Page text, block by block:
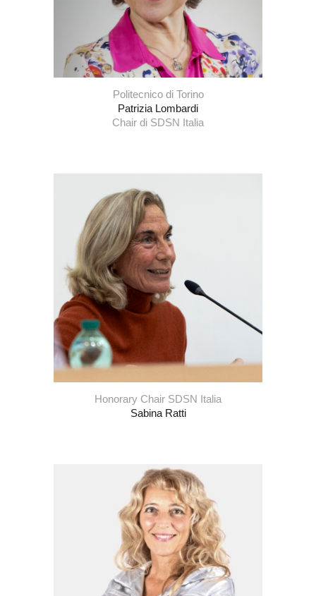
Politecnico di Torino
Patrizia Lombardi
Chair di SDSN Italia
Honorary Chair SDSN Italia
Sabina Ratti